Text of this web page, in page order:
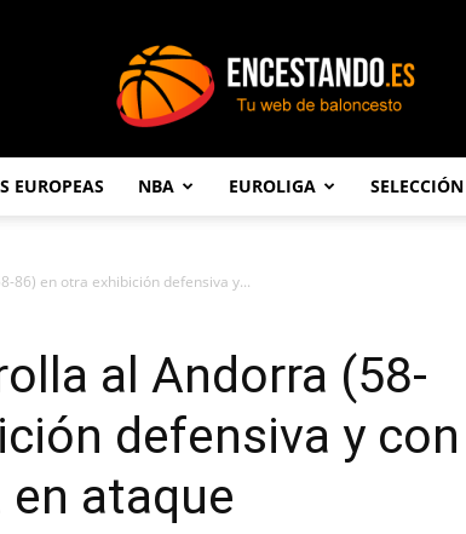
EUROPEAS NBA EUROLIGA SELECCIÓN
86) en otra exhibición defensiva y...
al Andorra (58-
defensiva y con
ataque